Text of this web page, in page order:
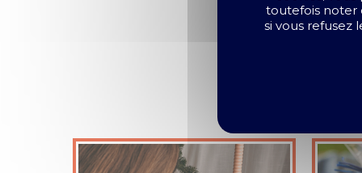
toutefois noter
si vous refusez